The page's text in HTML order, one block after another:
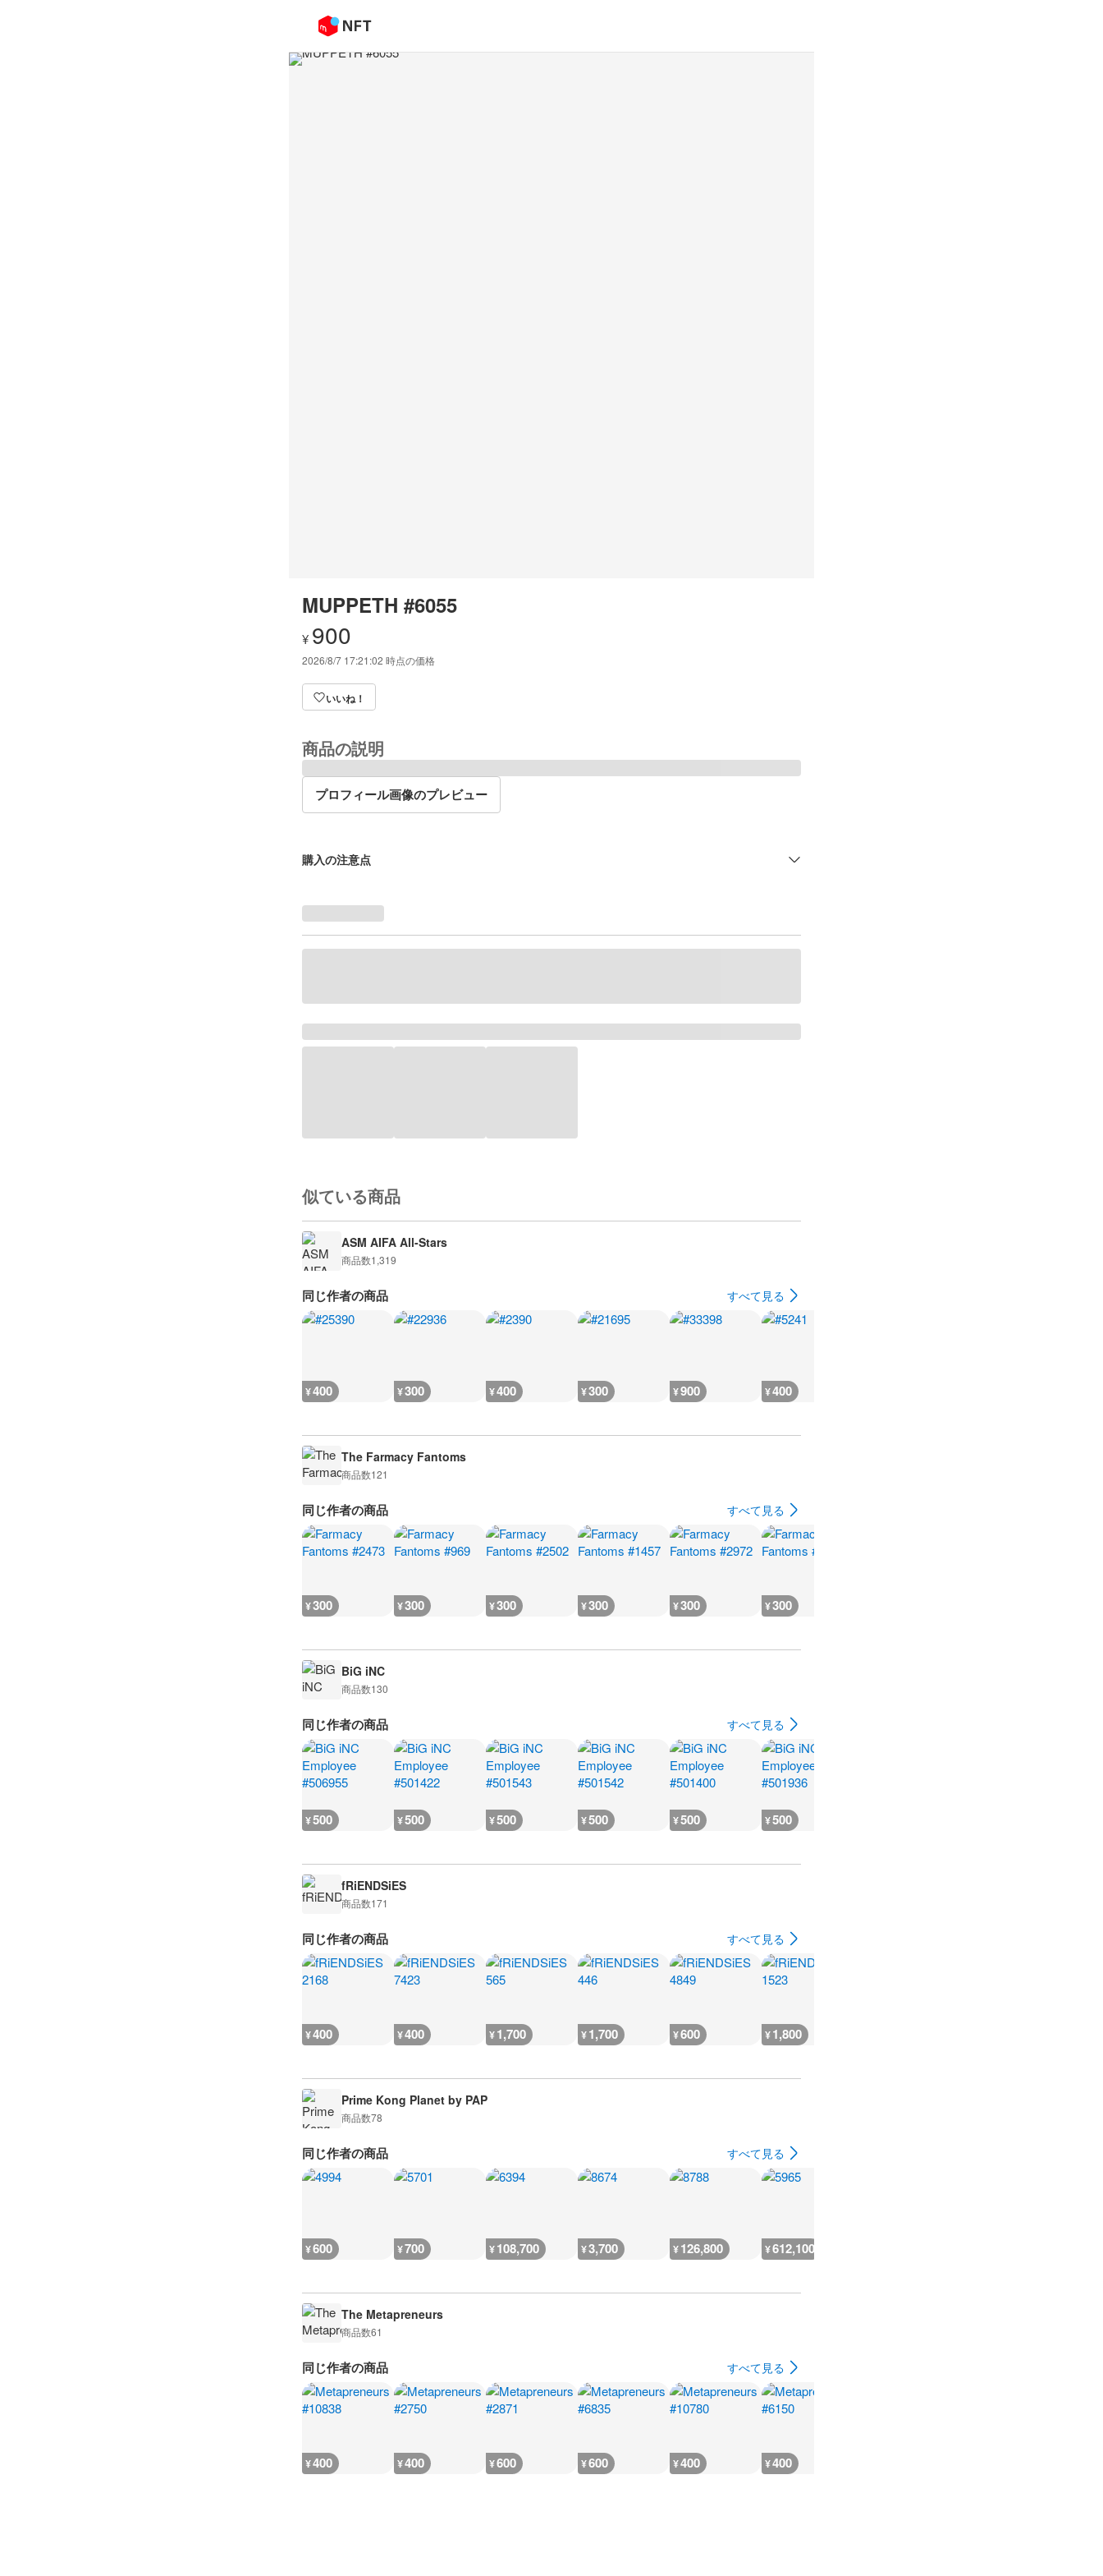
MUPPETH #6055
¥ 900
2026/8/7 17:21:02 時点の価格
いいね！
商品の説明
プロフィール画像のプレビュー
購入の注意点
似ている商品
ASM AIFA All-Stars
商品数1,319
同じ作者の商品 すべて見る
¥400 ¥300 ¥400 ¥300 ¥900 ¥400
The Farmacy Fantoms
商品数121
同じ作者の商品 すべて見る
¥300 ¥300 ¥300 ¥300 ¥300 ¥300
BiG iNC
商品数130
同じ作者の商品 すべて見る
¥500 ¥500 ¥500 ¥500 ¥500 ¥500
fRiENDSiES
商品数171
同じ作者の商品 すべて見る
¥400 ¥400 ¥1,700 ¥1,700 ¥600 ¥1,800
Prime Kong Planet by PAP
商品数78
同じ作者の商品 すべて見る
¥600 ¥700 ¥108,700 ¥3,700 ¥126,800 ¥612,100
The Metapreneurs
商品数61
同じ作者の商品 すべて見る
¥400 ¥400 ¥600 ¥600 ¥400 ¥400